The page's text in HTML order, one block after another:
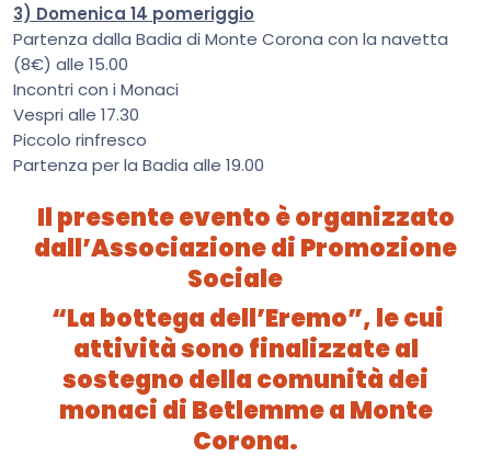
3) Domenica 14 pomeriggio
Partenza dalla Badia di Monte Corona con la navetta
(8€) alle 15.00
Incontri con i Monaci
Vespri alle 17.30
Piccolo rinfresco
Partenza per la Badia alle 19.00
Il presente evento è organizzato
dall’Associazione di Promozione
Sociale
“La bottega dell’Eremo”, le cui
attività sono finalizzate al
sostegno della comunità dei
monaci di Betlemme a Monte
Corona.